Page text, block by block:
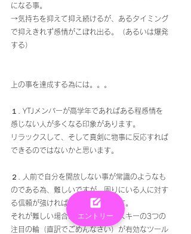
になる事。
→気持ちを抑えて抑え続けるが、あるタイミング
で抑えきれず感情がこぼれ出る。（あるいは爆発
する）
上の事を達成する為には。。。
１. YTJメンバーが高学年であればある程感情を
感じない人が多くなる印象があります。
リラックスして、そして真剣に物事に反応すれば
できるのではないかと思います。
２. 人前で自分を開放しない事が常識のようなも
のである為、難しいですが、周りにいる人に対す
る信頼が強ければ出来ると思います。
それが難しい場合、スタニスラフスキーの3つの
注目の輪（直訳でごめんなさい）が有効なツール
エントリー